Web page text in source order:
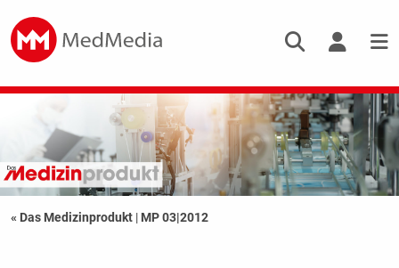
« Das Medizinprodukt | MP 03|2012